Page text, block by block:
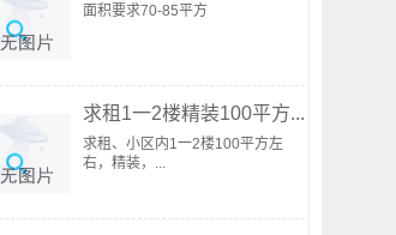
面积要求70-85平方
求租1一2楼精装100平方...
求租、小区内1一2楼100平方左
右，精装，...